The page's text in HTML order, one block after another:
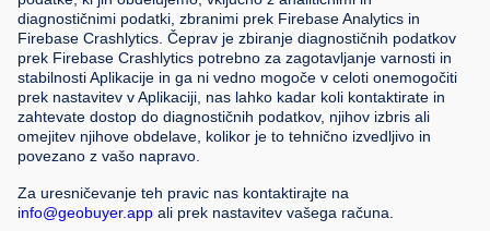
diagnostičnimi podatki, zbranimi prek Firebase Analytics in
Firebase Crashlytics. Čeprav je zbiranje diagnostičnih podatkov
prek Firebase Crashlytics potrebno za zagotavljanje varnosti in
stabilnosti Aplikacije in ga ni vedno mogoče v celoti onemogočiti
prek nastavitev v Aplikaciji, nas lahko kadar koli kontaktirate in
zahtevate dostop do diagnostičnih podatkov, njihov izbris ali
omejitev njihove obdelave, kolikor je to tehnično izvedljivo in
povezano z vašo napravo.
Za uresničevanje teh pravic nas kontaktirajte na
info@geobuyer.app ali prek nastavitev vašega računa.